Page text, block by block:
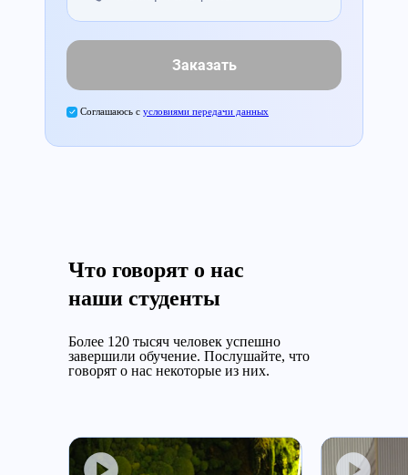
Заказать
Соглашаюсь с условиями передачи данных
Что говорят о нас
наши студенты
Более 120 тысяч человек успешно
завершили обучение. Послушайте, что
говорят о нас некоторые из них.